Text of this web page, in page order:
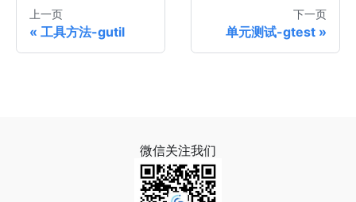
上一页
工具方法-gutil
下一页
单元测试-gtest
微信关注我们